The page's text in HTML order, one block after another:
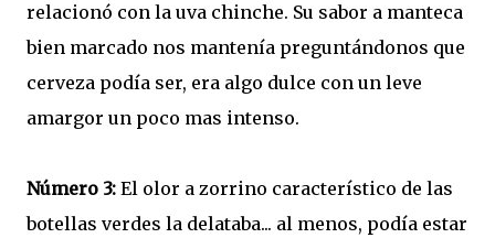
relacionó con la uva chinche. Su sabor a manteca
bien marcado nos mantenía preguntándonos que
cerveza podía ser, era algo dulce con un leve
amargor un poco mas intenso.
Número 3: El olor a zorrino característico de las
botellas verdes la delataba... al menos, podía estar